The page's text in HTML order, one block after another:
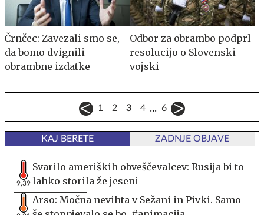
Črnčec: Zavezali smo se,
da bomo dvignili
obrambne izdatke
Odbor za obrambo podprl
resolucijo o Slovenski
vojski
1 2 3 4 ... 6
KAJ BERETE ZADNJE OBJAVE
9,39
Svarilo ameriških obveščevalcev: Rusija bi to
lahko storila že jeseni
Arso: Močna nevihta v Sežani in Pivki. Samo